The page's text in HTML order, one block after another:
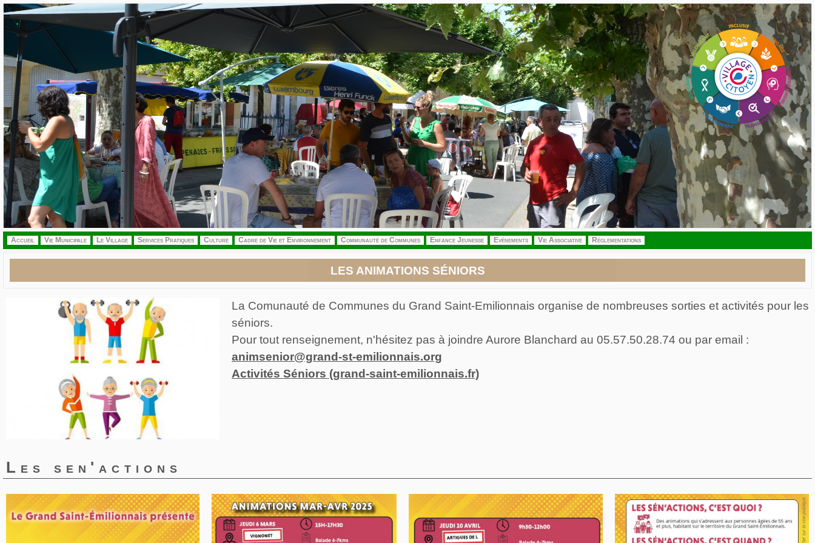
.
Accueil Vie Municipale Le Village Services Pratiques Culture Cadre de Vie et Environnement Communauté de Communes Enfance Jeunesse Evénements Vie Associative Réglementations
LES ANIMATIONS SÉNIORS
La Comunauté de Communes du Grand Saint-Emilionnais organise de nombreuses sorties et activités pour les
séniors.
Pour tout renseignement, n'hésitez pas à joindre Aurore Blanchard au 05.57.50.28.74 ou par email :
animsenior@grand-st-emilionnais.org
Activités Séniors (grand-saint-emilionnais.fr)
Les sen'actions